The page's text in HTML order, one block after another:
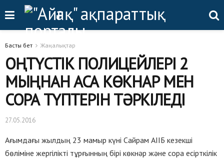
Басты бет Жаңалықтар
ОҢТҮСТІК ПОЛИЦЕЙЛЕРІ 2
МЫҢНАН АСА КӨКНАР МЕН
СОРА ТҮПТЕРІН ТӘРКІЛЕДІ
27.05.2016
Ағымдағы жылдың 23 мамыр күні Сайрам АІІБ кезекші
бөліміне жергілікті тұрғынның бірі көкнәр және сора есірткілік